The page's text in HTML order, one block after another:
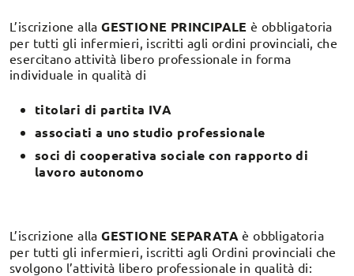
L’iscrizione allaGESTIONE PRINCIPALE è obbligatoria
per tutti gli infermieri, iscritti agli ordini provinciali, che
esercitano attività libero professionale in forma
individuale in qualità di
titolari di partita IVA
associati a uno studio professionale
soci di cooperativa sociale con rapporto di
lavoro autonomo
L’iscrizione allaGESTIONE SEPARATA è obbligatoria
per tutti gli infermieri, iscritti agli Ordini provinciali che
svolgono l’attività libero professionale in qualità di: